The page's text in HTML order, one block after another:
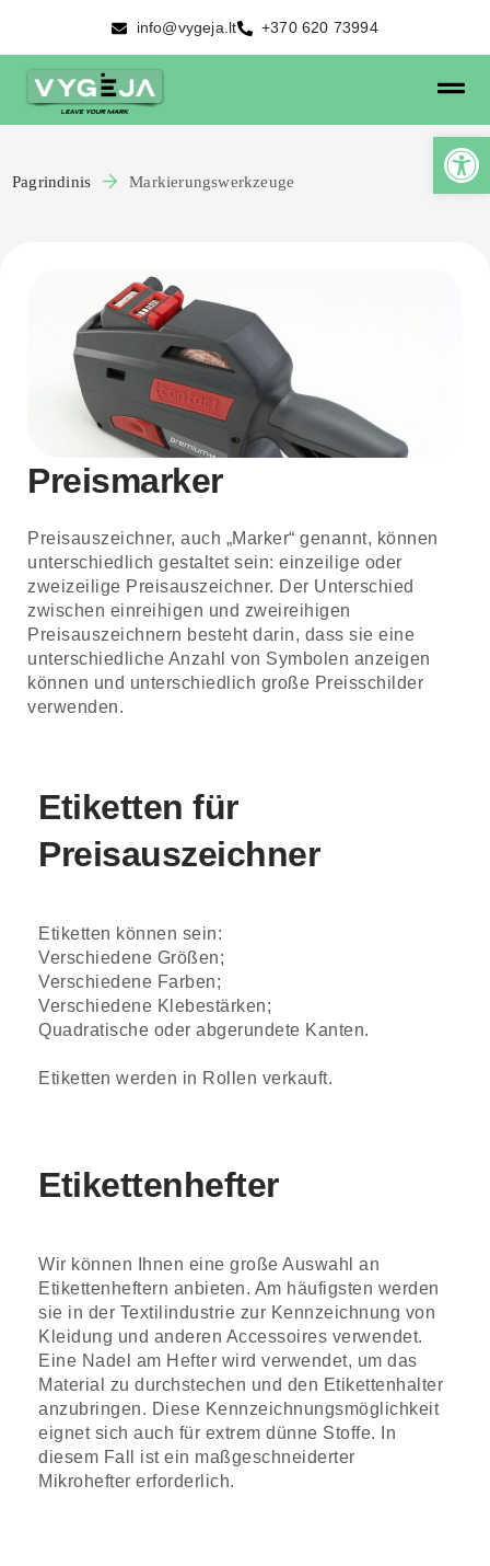
info@vygeja.lt +370 620 73994
Pagrindinis Markierungswerkzeuge
Preismarker
Preisauszeichner, auch „Marker“ genannt, können
unterschiedlich gestaltet sein: einzeilige oder
zweizeilige Preisauszeichner. Der Unterschied
zwischen einreihigen und zweireihigen
Preisauszeichnern besteht darin, dass sie eine
unterschiedliche Anzahl von Symbolen anzeigen
können und unterschiedlich große Preisschilder
verwenden.
Etiketten für
Preisauszeichner
Etiketten können sein:
Verschiedene Größen;
Verschiedene Farben;
Verschiedene Klebestärken;
Quadratische oder abgerundete Kanten.
Etiketten werden in Rollen verkauft.
Etikettenhefter
Wir können Ihnen eine große Auswahl an
Etikettenheftern anbieten. Am häufigsten werden
sie in der Textilindustrie zur Kennzeichnung von
Kleidung und anderen Accessoires verwendet.
Eine Nadel am Hefter wird verwendet, um das
Material zu durchstechen und den Etikettenhalter
anzubringen. Diese Kennzeichnungsmöglichkeit
eignet sich auch für extrem dünne Stoffe. In
diesem Fall ist ein maßgeschneiderter
Mikrohefter erforderlich.